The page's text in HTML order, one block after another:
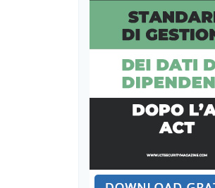
Application Security
Management
ordine nel rumore
di sicurezza
Redazione